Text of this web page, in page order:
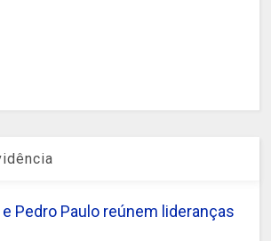
Pedro Paulo reúnem lideranças